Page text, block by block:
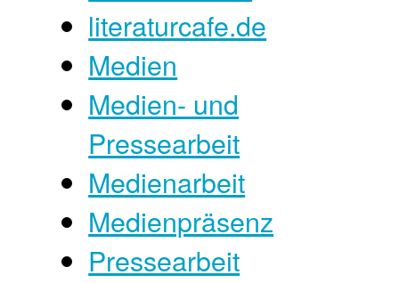
literaturcafe.de
Medien
Medien- und
Pressearbeit
Medienarbeit
Medienpräsenz
Pressearbeit